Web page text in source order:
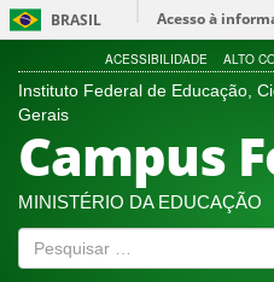
direto
menu
BRASIL
Acesso à
ACESSIBILIDADE ALTO
Instituto Federal de Educação,
Gerais
Campus
MINISTÉRIO DA EDUCAÇÃO